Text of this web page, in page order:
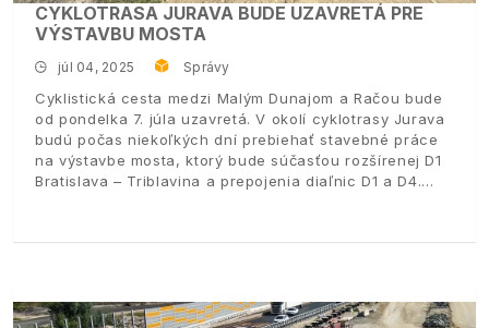
CYKLOTRASA JURAVA BUDE UZAVRETÁ PRE
VÝSTAVBU MOSTA
júl 04, 2025 Správy
Cyklistická cesta medzi Malým Dunajom a Račou bude
od pondelka 7. júla uzavretá. V okolí cyklotrasy Jurava
budú počas niekoľkých dní prebiehať stavebné práce
na výstavbe mosta, ktorý bude súčasťou rozšírenej D1
Bratislava – Triblavina a prepojenia diaľnic D1 a D4.